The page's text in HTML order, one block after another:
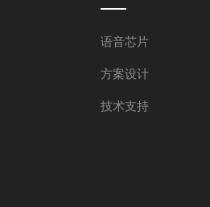
语音芯片
方案设计
技术支持